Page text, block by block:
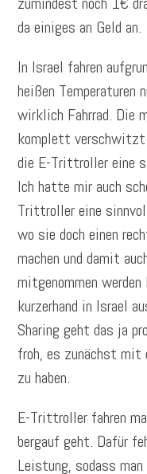
da einiges an Geld an.
In Israel fahren
heißen Temperaturen
wirklich Fahrrad. Die
komplett verschwitzt
die E-Trittroller eine
Ich hatte mir auch
Trittroller eine
wo sie doch einen
machen und damit
mitgenommen
kurzerhand in Israel
Sharing geht das ja
froh, es zunächst mit
zu haben.
E-Trittroller fahren
bergauf geht. Dafür
Leistung, sodass